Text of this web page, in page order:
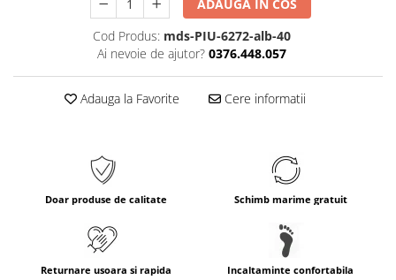
ADAUGA IN COS
Cod Produs: mds-PIU-6272-alb-40
Ai nevoie de ajutor? 0376.448.057
Adauga la Favorite Cere informatii
Doar produse de calitate Schimb marime gratuit
Returnare usoara si rapida Incaltaminte confortabila